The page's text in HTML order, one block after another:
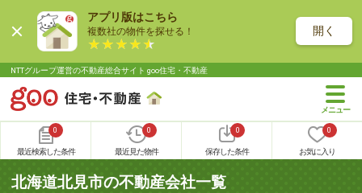
アプリ版はこちら
複数社の物件を探せる！ 開く
NTTグループ運営の不動産総合サイト goo住宅・不動産
0
最近検索した条件
0
最近見た物件
0
保存した条件
0
お気に入り
北海道北見市の不動産会社一覧